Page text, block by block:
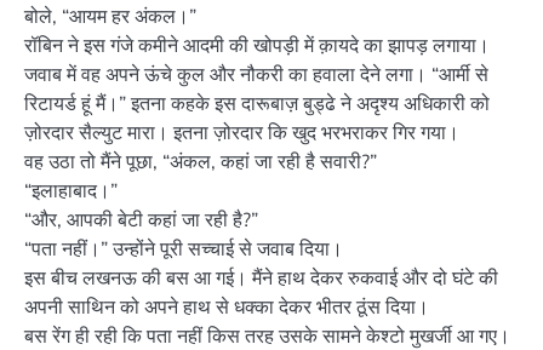
बोले, “आयम हर अंकल।”
रॉबिन ने इस गंजे कमीने आदमी की खोपड़ी में क़ायदे का झापड़ लगाया।
जवाब में वह अपने ऊंचे कुल और नौकरी का हवाला देने लगा। “आर्मी से
रिटायर्ड हूं मैं।” इतना कहके इस दारूबाज़ बुड्ढे ने अदृश्य अधिकारी को
ज़ोरदार सैल्युट मारा। इतना ज़ोरदार कि खुद भरभराकर गिर गया।
वह उठा तो मैंने पूछा, “अंकल, कहां जा रही है सवारी?”
“इलाहाबाद।”
“और, आपकी बेटी कहां जा रही है?”
“पता नहीं।” उन्होंने पूरी सच्चाई से जवाब दिया।
इस बीच लखनऊ की बस आ गई। मैंने हाथ देकर रुकवाई और दो घंटे की
अपनी साथिन को अपने हाथ से धक्का देकर भीतर ठूंस दिया।
बस रेंग ही रही कि पता नहीं किस तरह उसके सामने केश्टो मुखर्जी आ गए।